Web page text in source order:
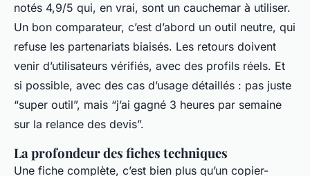
notés 4,9/5 qui, en vrai, sont un cauchemar à utiliser.
Un bon comparateur, c’est d’abord un outil neutre, qui
refuse les partenariats biaisés. Les retours doivent
venir d’utilisateurs vérifiés, avec des profils réels. Et
si possible, avec des cas d’usage détaillés : pas juste
“super outil”, mais “j’ai gagné 3 heures par semaine
sur la relance des devis”.
La profondeur des fiches techniques
Une fiche complète, c’est bien plus qu’un copier-